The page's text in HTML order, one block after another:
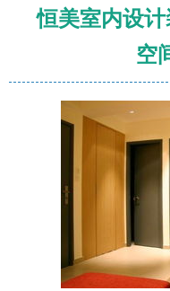
恒美室内设
空